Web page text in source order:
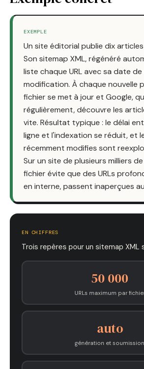
EXEMPLE
Un site éditorial publie dix
Son sitemap XML, régénéré
liste chaque URL avec sa date
modification. À chaque nouvelle
fichier se met à jour et Google,
régulièrement, découvre les
vite. Résultat typique : le délai
ligne et l'indexation se réduit, et
récemment modifies sont
Sur un site de plusieurs milliers
fichier évite que des URLs
en interne, passent inaperçues
EN CHIFFRES
Trois repères pour un sitemap XML
50 000
URLs maximum par
auto
génération et soumission